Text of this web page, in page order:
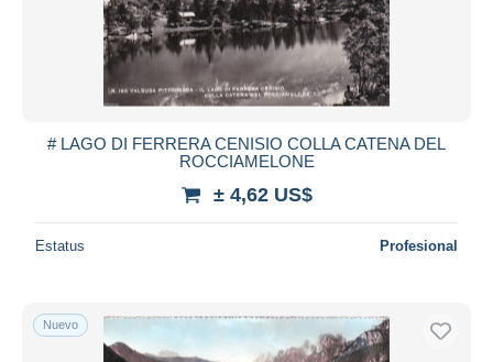
# LAGO DI FERRERA CENISIO COLLA CATENA DEL
ROCCIAMELONE
± 4,62 US$
Estatus Profesional
Nuevo